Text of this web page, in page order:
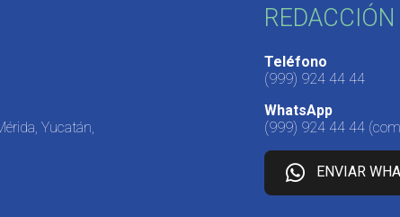
Yucatán,
Teléfono
(999) 924 44 44
WhatsApp
(999) 924 44 44
ENVIAR